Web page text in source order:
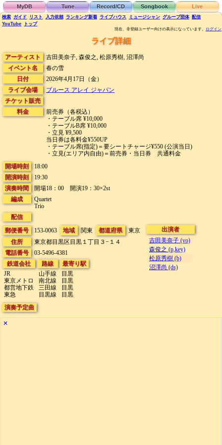
MyDB Tune Record/CD Songbook Live
検索 ガイド リスト 入力依頼 ランキング新着 ライブハウス ミュージシャン グループ団体 配信
YouTube
トップ
現在、非登録ユーザー向けの表示になっています。 ログイン
ライブ詳細
アーティスト
吉田美奈子, 森俊之, 松原秀樹, 沼澤尚
イベント名
春の雪
日付
2026年4月17日（金）
ライブ会場
ブルース アレイ ジャパン
チケット販売
料金
前売券（各税込）
・テーブル席 ¥10,000
・テーブルB席 ¥10,000
・立見 ¥9,500
当日券は各料金¥550UP
・テーブル席(指定)＝要シートチャージ¥550 (公演当日)
・立見(エリア内自由)＝前売券・当日券 共通料金
開場時刻
18:00
開演時刻
19:30
演奏時間
開場18：00 開演19：30×2st
編成
Quartet
Trio
配信
郵便番号
153-0063 地域 関東 都道府県
東京
住所
東京都目黒区目黒１丁目３−１４
電話番号
03-5496-4381
鉄道会社
JR
東京メトロ
都営地下鉄
東急
路線
山手線
南北線
三田線
目黒線
最寄り駅
目黒
目黒
目黒
目黒
出演者
吉田美奈子 (vo)
森俊之 (p,key)
松原秀樹 (b)
沼澤尚 (ds)
演奏予定曲
✕